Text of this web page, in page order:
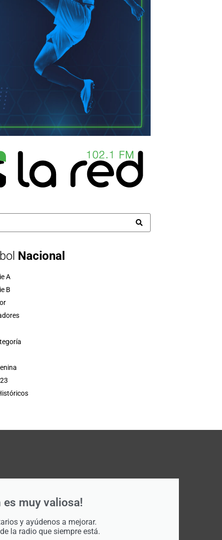
Nacional
A
B
es muy valiosa!
y ayúdenos a mejorar.
la radio que siempre está.